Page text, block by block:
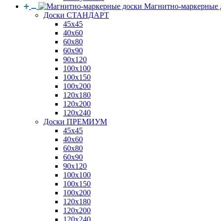
Магнитно-маркерные
Доски СТАНДАРТ
45x45
40x60
60x80
60x90
90x120
100x100
100x150
100x200
120x180
120x200
120x240
Доски ПРЕМИУМ
45x45
40x60
60x80
60x90
90x120
100x100
100x150
100x200
120x180
120x200
120x240